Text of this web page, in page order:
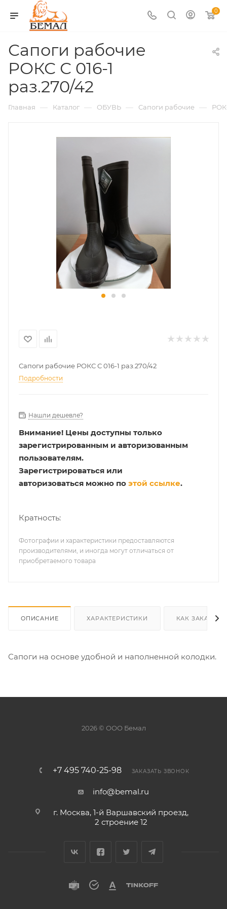
0
Сапоги рабочие
РОКС С 016-1
раз.270/42
Главная — Каталог — ОБУВЬ — Сапоги рабочие —
Сапоги рабочие РОКС С 016-1 раз.270/42
Подробности
Нашли дешевле?
Внимание! Цены доступны только
зарегистрированным и авторизованным
пользователям.
Зарегистрироваться или
авторизоваться можно по этой ссылке.
Кратность:
Фотографии и характеристики предоставляются
производителями, и иногда могут отличаться от
приобретаемого товара
ОПИСАНИЕ ХАРАКТЕРИСТИКИ КАК ЗАКАЗАТЬ
Сапоги на основе удобной и наполненной колодки.
2026 © ООО Бемал
+7 495 740-25-98 ЗАКАЗАТЬ ЗВОНОК
info@bemal.ru
г. Москва, 1-й Варшавский проезд,
2 строение 12